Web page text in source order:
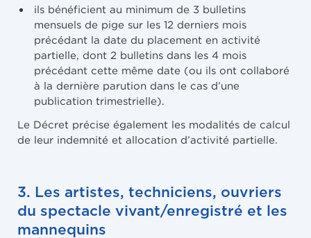
ils bénéficient au minimum de 3 bulletins
mensuels de pige sur les 12 derniers mois
précédant la date du placement en activité
partielle, dont 2 bulletins dans les 4 mois
précédant cette même date (ou ils ont collaboré
à la dernière parution dans le cas d’une
publication trimestrielle).
Le Décret précise également les modalités de calcul
de leur indemnité et allocation d’activité partielle.
3. Les artistes, techniciens, ouvriers
du spectacle vivant/enregistré et les
mannequins